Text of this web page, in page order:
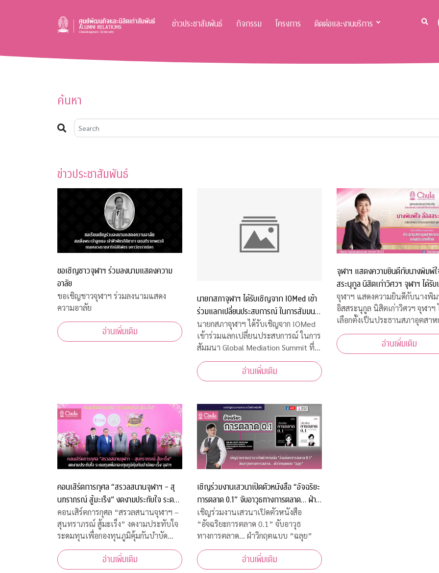
ข่าวประชาสัมพันธ์ กิจกรรม โครงการ ติดต่อและงานบริการ
ค้นหา
ข่าวประชาสัมพันธ์
ขอเชิญชาวจุฬาฯ ร่วมลงนามแสดงความ
อาลัย
ขอเชิญชาวจุฬาฯ ร่วมลงนามแสดง
ความอาลัย
อ่านเพิ่มเติม
นายกสภาจุฬาฯ ได้รับเชิญจาก IOMed เข้า
ร่วมแลกเปลี่ยนประสบการณ์ ในการสัมมนา
Global Mediation Summit ที่ฮ่องกง
นายกสภาจุฬาฯ ได้รับเชิญจาก IOMed
เข้าร่วมแลกเปลี่ยนประสบการณ์ ในการ
สัมมนา Global Mediation Summit ที่
ฮ่องกง
อ่านเพิ่มเติม
จุฬาฯ แสดงความยินดีกับนางพิมพ์
สระนุกูล นิสิตเก่าวิศวฯ จุฬาฯ ได้รั
เป็นประธานสภาอุตสาหกรรมแห่งปร
จุฬาฯ แสดงความยินดีกับนางพิ
อิสสระนุกูล นิสิตเก่าวิศวฯ จุฬาฯ
เลือกตั้งเป็นประธานสภาอุตสาห
แห่งประเทศไทย
อ่านเพิ่มเติม
คอนเสิร์ตการกุศล “สรวลสนานจุฬาฯ – สุ
นทราภรณ์ สู้มะเร็ง” งดงามประทับใจ ระดม
ทุนเพื่อกองทุนภูมิคุ้มกันบำบัดมะเร็ง จุฬาฯ
คอนเสิร์ตการกุศล “สรวลสนานจุฬาฯ –
สุนทราภรณ์ สู้มะเร็ง” งดงามประทับใจ
ระดมทุนเพื่อกองทุนภูมิคุ้มกันบำบัด
มะเร็ง จุฬาฯ
อ่านเพิ่มเติม
เชิญร่วมงานเสวนาเปิดตัวหนังสือ “อัจฉริยะ
การตลาด 0.1” จับอาวุธทางการตลาด… ฝ่า
วิกฤตแบบ “ฉลุย”
เชิญร่วมงานเสวนาเปิดตัวหนังสือ
“อัจฉริยะการตลาด 0.1” จับอาวุธ
ทางการตลาด… ฝ่าวิกฤตแบบ “ฉลุย”
อ่านเพิ่มเติม